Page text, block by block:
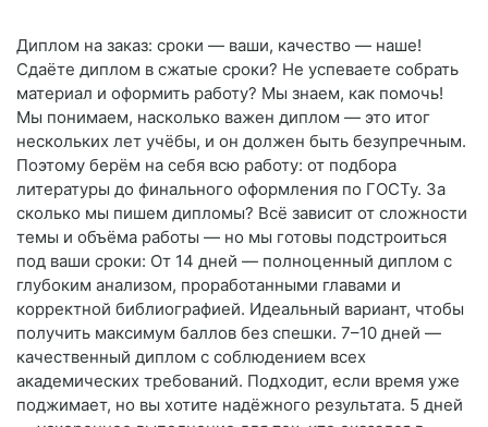
Диплом на заказ: сроки — ваши, качество — наше!
Сдаёте диплом в сжатые сроки? Не успеваете собрать
материал и оформить работу? Мы знаем, как помочь!
Мы понимаем, насколько важен диплом — это итог
нескольких лет учёбы, и он должен быть безупречным.
Поэтому берём на себя всю работу: от подбора
литературы до финального оформления по ГОСТу. За
сколько мы пишем дипломы? Всё зависит от сложности
темы и объёма работы — но мы готовы подстроиться
под ваши сроки: От 14 дней — полноценный диплом с
глубоким анализом, проработанными главами и
корректной библиографией. Идеальный вариант, чтобы
получить максимум баллов без спешки. 7–10 дней —
качественный диплом с соблюдением всех
академических требований. Подходит, если время уже
поджимает, но вы хотите надёжного результата. 5 дней